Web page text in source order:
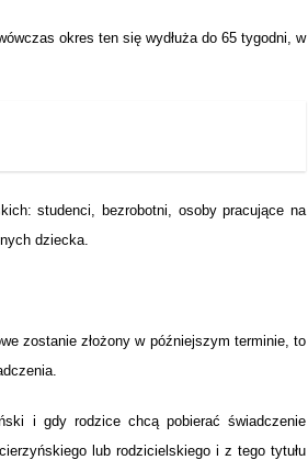
okres ten się wydłuża do 65 tygodni, w
studenci, bezrobotni, osoby pracujące na
dziecka.
zostanie złożony w późniejszym terminie, to
i gdy rodzice chcą pobierać świadczenie
lub rodzicielskiego i z tego tytułu